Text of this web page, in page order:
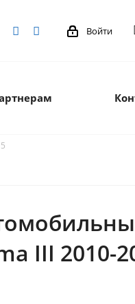
Войти
III 2010-